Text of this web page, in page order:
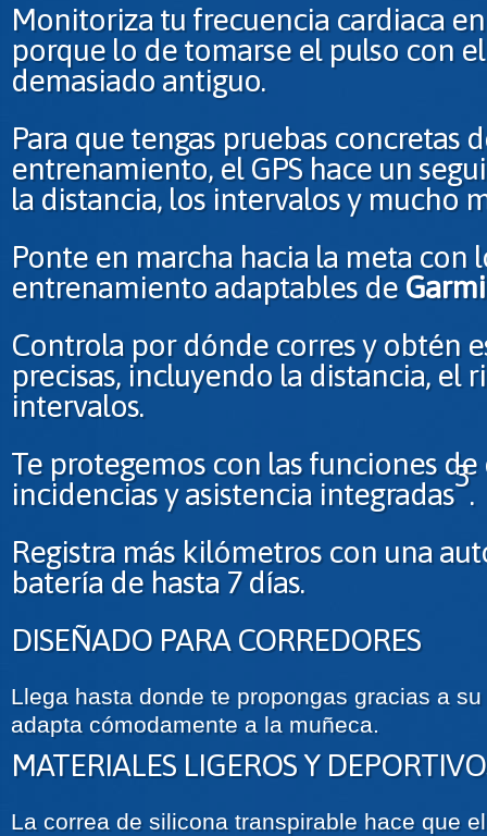
Monitoriza tu frecuencia cardiaca
porque lo de tomarse el pulso con
demasiado antiguo.
Para que tengas pruebas concretas
entrenamiento, el GPS hace un
la distancia, los intervalos y mucho
Ponte en marcha hacia la meta con
entrenamiento adaptables de
Controla por dónde corres y obtén
precisas, incluyendo la distancia, el
intervalos.
Te protegemos con las funciones
incidencias y asistencia integradas
3
.
Registra más kilómetros con una
batería de hasta 7 días.
DISEÑADO PARA CORREDORES
Llega hasta donde te propongas gracias a
adapta cómodamente a la muñeca.
MATERIALES LIGEROS Y
La correa de silicona transpirable hace que